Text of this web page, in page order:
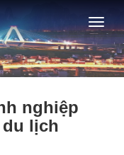
nghiệp
lịch